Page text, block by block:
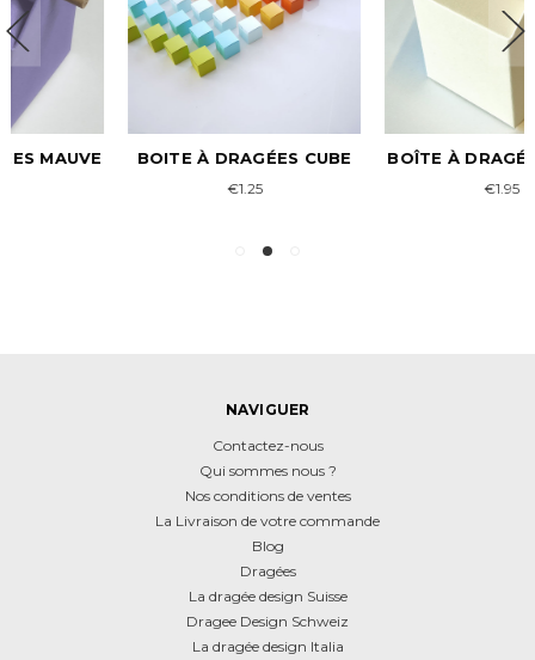
BOÎTE À DRAGÉES IVOIRE
BOÎTE À DRAGÉES
NAVIGUER
Contactez-nous
Qui sommes nous ?
Nos conditions de ventes
La Livraison de votre commande
Blog
Dragées
La dragée design Suisse
Dragee Design Schweiz
La dragée design Italia